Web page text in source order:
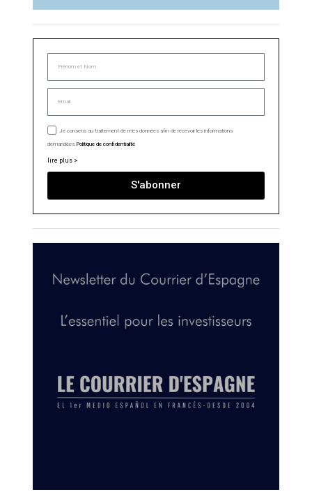
Je consens au traitement de mes données afin de recevoir les informations
demandées. Politique de confidentialité
lire plus >
S'abonner